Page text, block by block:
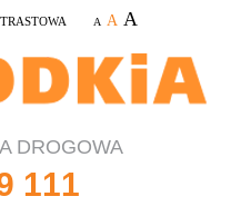
A A A
DROGOWA
111